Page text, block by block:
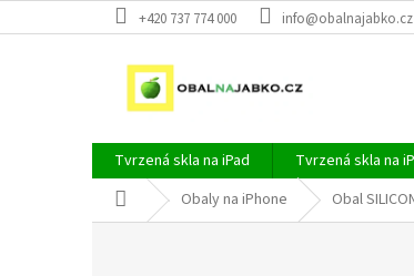
na
+420 737 774 000 info@obalnajabko.cz
Tvrzená skla na iPad Tvrzená skla na
Domů Obaly na iPhone Obal